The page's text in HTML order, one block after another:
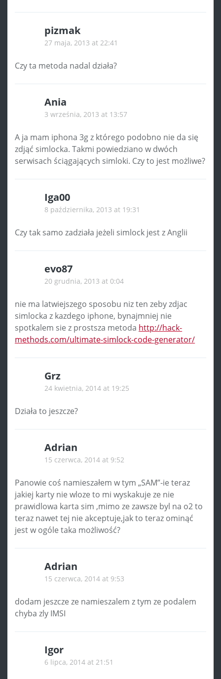
pizmak
27 maja, 2013 at 22:41
Czy ta metoda nadal działa?
Ania
3 września, 2013 at 13:57
A ja mam iphona 3g z którego podobno nie da się
zdjąć simlocka. Takmi powiedziano w dwóch
serwisach ściągających simloki. Czy to jest możliwe?
Iga00
8 października, 2013 at 19:31
Czy tak samo zadziała jeżeli simlock jest z Anglii
evo87
20 grudnia, 2013 at 0:04
nie ma latwiejszego sposobu niz ten zeby zdjac
simlocka z kazdego iphone, bynajmniej nie
spotkalem sie z prostsza metoda http://hack-
methods.com/ultimate-simlock-code-generator/
Grz
24 kwietnia, 2014 at 19:25
Działa to jeszcze?
Adrian
15 czerwca, 2014 at 9:52
Panowie coś namieszałem w tym „SAM”-ie teraz
jakiej karty nie wloze to mi wyskakuje ze nie
prawidlowa karta sim ,mimo ze zawsze byl na o2 to
teraz nawet tej nie akceptuje,jak to teraz ominąć
jest w ogóle taka możliwość?
Adrian
15 czerwca, 2014 at 9:53
dodam jeszcze ze namieszalem z tym ze podalem
chyba zly IMSI
Igor
6 lipca, 2014 at 21:51